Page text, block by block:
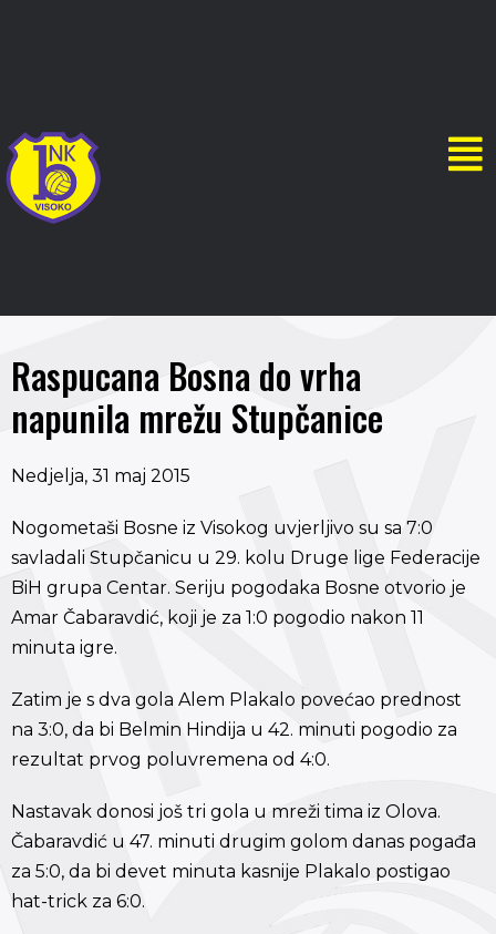
Raspucana Bosna do vrha
napunila mrežu Stupčanice
Nedjelja, 31 maj 2015
Nogometaši Bosne iz Visokog uvjerljivo su sa 7:0
savladali Stupčanicu u 29. kolu Druge lige Federacije
BiH grupa Centar. Seriju pogodaka Bosne otvorio je
Amar Čabaravdić, koji je za 1:0 pogodio nakon 11
minuta igre.
Zatim je s dva gola Alem Plakalo povećao prednost
na 3:0, da bi Belmin Hindija u 42. minuti pogodio za
rezultat prvog poluvremena od 4:0.
Nastavak donosi još tri gola u mreži tima iz Olova.
Čabaravdić u 47. minuti drugim golom danas pogađa
za 5:0, da bi devet minuta kasnije Plakalo postigao
hat-trick za 6:0.